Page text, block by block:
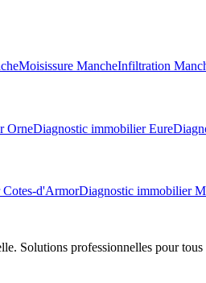
Moisissure MancheInfiltration
OrneDiagnostic immobilier Eure
Cotes-d'ArmorDiagnostic immobilier
Solutions professionnelles pour tous